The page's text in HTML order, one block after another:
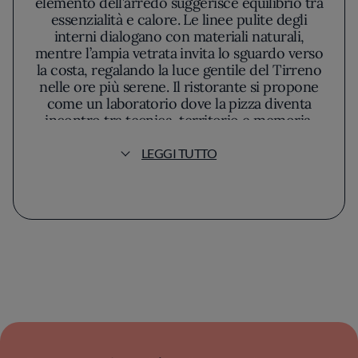
essenzialità e calore. Le linee pulite degli
interni dialogano con materiali naturali,
mentre l’ampia vetrata invita lo sguardo verso
la costa, regalando la luce gentile del Tirreno
nelle ore più serene. Il ristorante si propone
come un laboratorio dove la pizza diventa
incontro tra tecnica, territorio e memoria.
Alla guida della cucina, Gioacchiano Gargano
richiamo delle mode effimere. L’identità
ingredienti segue una logica di autenticità, in
LEGGI TUTTO